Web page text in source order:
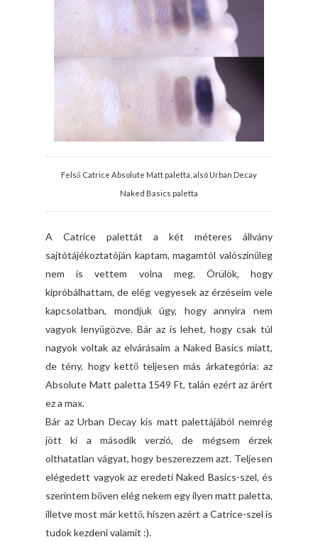
Felső Catrice Absolute Matt paletta, alsó Urban Decay
Naked Basics paletta
A Catrice palettát a két méteres állvány
sajtótájékoztatóján kaptam, magamtól valószínűleg
nem is vettem volna meg. Örülök, hogy
kipróbálhattam, de elég vegyesek az érzéseim vele
kapcsolatban, mondjuk úgy, hogy annyira nem
vagyok lenyűgözve. Bár az is lehet, hogy csak túl
nagyok voltak az elvárásaim a Naked Basics miatt,
de tény, hogy kettő teljesen más árkategória: az
Absolute Matt paletta 1549 Ft, talán ezért az árért
ez a max.
Bár az Urban Decay kis matt palettájából nemrég
jött ki a második verzió, de mégsem érzek
olthatatlan vágyat, hogy beszerezzem azt. Teljesen
elégedett vagyok az eredeti Naked Basics-szel, és
szerintem bőven elég nekem egy ilyen matt paletta,
illetve most már kettő, hiszen azért a Catrice-szel is
tudok kezdeni valamit :).